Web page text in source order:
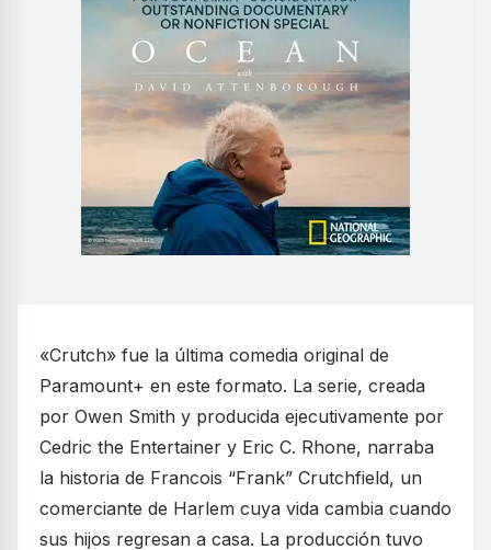
«Crutch» fue la última comedia original de
Paramount+ en este formato. La serie, creada
por Owen Smith y producida ejecutivamente por
Cedric the Entertainer y Eric C. Rhone, narraba
la historia de Francois “Frank” Crutchfield, un
comerciante de Harlem cuya vida cambia cuando
sus hijos regresan a casa. La producción tuvo